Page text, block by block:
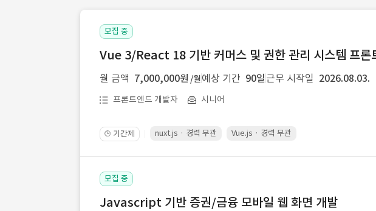
모집 중
Vue 3/React 18 기반 커머스 및 권한 관리 시스템 프론
월 금액 7,000,000원 /월예상 기간 90일 근무 시작일 2026.08.03.
프론트엔드 개발자 시니어
🕒 기간제 nuxt.js · 경력 무관 Vue.js · 경력 무관
모집 중
Javascript 기반 증권/금융 모바일 웹 화면 개발